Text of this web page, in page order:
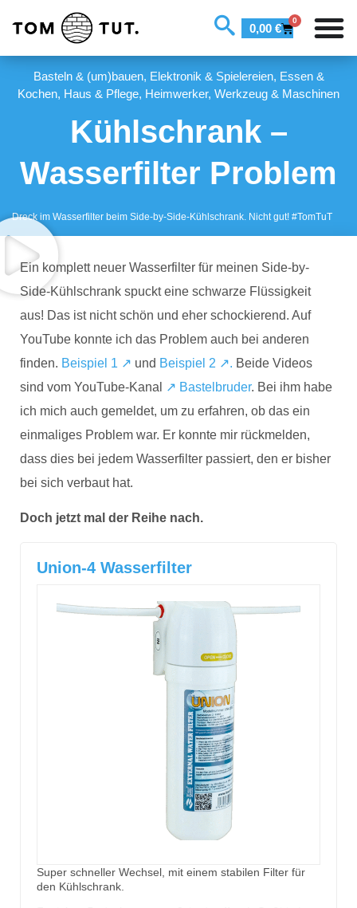
0,00 €
0
Basteln & (um)bauen, Elektronik & Spielereien, Essen &
Kochen, Haus & Pflege, Heimwerker, Werkzeug & Maschinen
Kühlschrank –
Wasserfilter Problem
Dreck im Wasserfilter beim Side-by-Side-Kühlschrank. Nicht gut! #TomTuT
Ein komplett neuer Wasserfilter für meinen Side-by-
Side-Kühlschrank spuckt eine schwarze Flüssigkeit
aus! Das ist nicht schön und eher schockierend. Auf
YouTube konnte ich das Problem auch bei anderen
finden. Beispiel 1 ↗ und Beispiel 2 ↗. Beide Videos
sind vom YouTube-Kanal
↗ Bastelbruder. Bei ihm habe
ich mich auch gemeldet, um zu erfahren, ob das ein
einmaliges Problem war. Er konnte mir rückmelden,
dass dies bei jedem Wasserfilter passiert, den er bisher
bei sich verbaut hat.
Doch jetzt mal der Reihe nach.
Union-4 Wasserfilter
Super schneller Wechsel, mit einem stabilen Filter für
den Kühlschrank.